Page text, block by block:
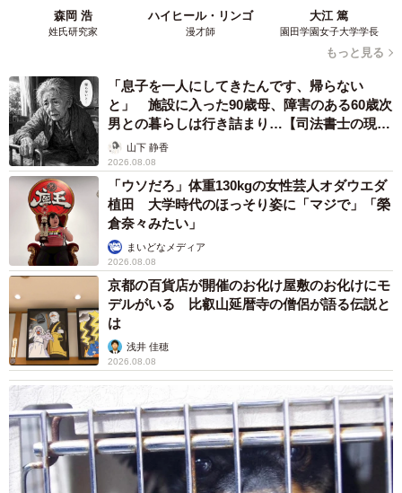
森岡 浩
姓氏研究家
ハイヒール・リンゴ
漫才師
大江 篤
園田学園女子大学学長
もっと見る
「息子を一人にしてきたんです、帰らない
と」 施設に入った90歳母、障害のある60歳次
男との暮らしは行き詰まり…【司法書士の現場
から】山下 静香
2026.08.08
「ウソだろ」体重130kgの女性芸人オダウエダ
植田 大学時代のほっそり姿に「マジで」「榮
倉奈々みたい」
まいどなメディア
2026.08.08
京都の百貨店が開催のお化け屋敷のお化けにモ
デルがいる 比叡山延暦寺の僧侶が語る伝説と
は
浅井 佳穂
2026.08.08